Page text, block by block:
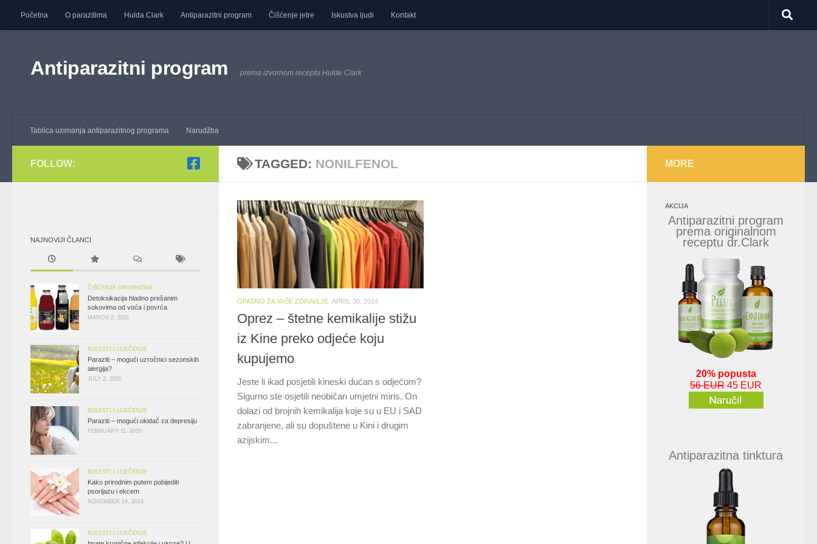
Skip to content
Početna O parazitima Hulda Clark Antiparazitni program Čišćenje jetre Iskustva ljudi Kontakt
Antiparazitni program prema izvornom receptu Hulde Clark
Tablica uzimanja antiparazitnog programa Narudžba
TAGGED: NONILFENOL
OPASNO ZA VAŠE ZDRAVLJE APRIL 30, 2014
Oprez – štetne kemikalije stižu
iz Kine preko odjeće koju
kupujemo
Jeste li ikad posjetili kineski dućan s odjećom?
Sigurno ste osjetili neobičan umjetni miris. On
dolazi od brojnih kemikalija koje su u EU i SAD
zabranjene, ali su dopuštene u Kini i drugim
azijskim...
FOLLOW:
NAJNOVIJI ČLANCI
ČIŠĆENJE ORGANIZMA
Detoksikacija hladno prešanim
sokovima od voća i povrća
MARCH 2, 2021
BOLESTI I LIJEČENJE
Paraziti – mogući uzročnici sezonskih
alergija?
JULY 2, 2020
BOLESTI I LIJEČENJE
Paraziti – mogući okidač za depresiju
FEBRUARY 11, 2020
BOLESTI I LIJEČENJE
Kako prirodnim putem pobijediti
psorijazu i ekcem
NOVEMBER 19, 2019
BOLESTI I LIJEČENJE
MORE
AKCIJA
Antiparazitni program
prema originalnom
receptu dr.Clark
20% popusta
56 EUR 45 EUR
Antiparazitna tinktura